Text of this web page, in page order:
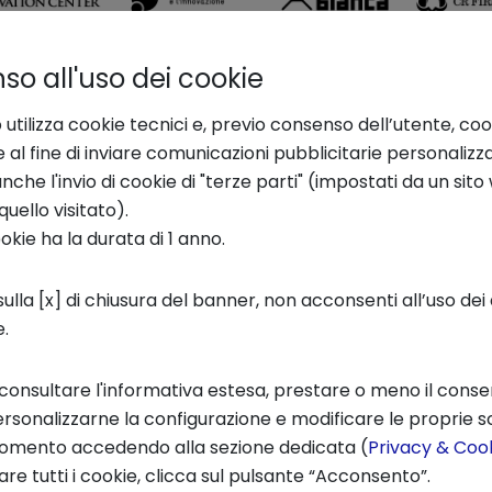
2025
è stata avviata la del nuovo
nei settori caratteristici del “Made in
saranno accolte anche candidature di
partecipare al programma Italian
settimane, la propria proposta
che contribuiranno attivamente al
all'uso dei cookie
cookie tecnici e, previo consenso dell’utente,
al fine di inviare comunicazioni pubblicitarie
l'invio di cookie di "terze parti" (impostati da un sito
visitato).
ha la durata di 1 anno.
[x] di chiusura del banner, non acconsenti all’uso dei
l'informativa estesa, prestare o meno il
la configurazione e modificare le proprie
accedendo alla sezione dedicata (Privacy &
tutti i cookie, clicca sul pulsante “Acconsento”.